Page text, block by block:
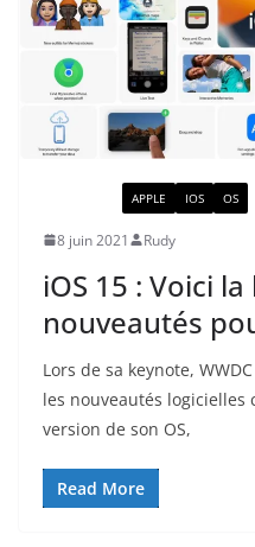
APPLE IOS OS
8 juin 2021 Rudy
iOS 15 : Voici
nouveautés
Lors de sa keynote,
les nouveautés
version de son OS,
Read More